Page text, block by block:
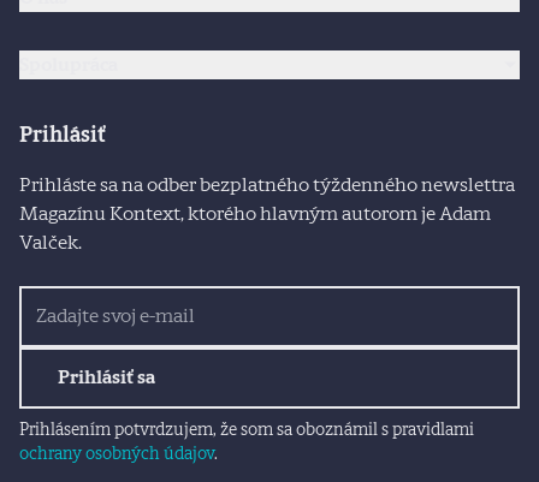
Prihlásiť
Prihláste sa na odber bezplatného týždenného newslettra
Magazínu Kontext, ktorého hlavným autorom je Adam
Valček.
Prihlásiť sa
Prihlásením potvrdzujem, že som sa oboznámil s pravidlami
ochrany osobných údajov.